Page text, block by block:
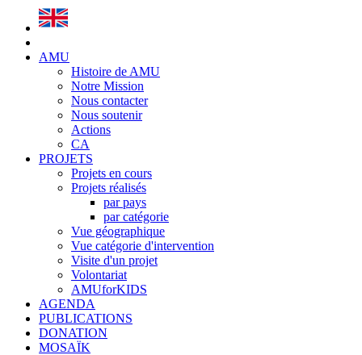
AMU
Histoire de AMU
Notre Mission
Nous contacter
Nous soutenir
Actions
CA
PROJETS
Projets en cours
Projets réalisés
par pays
par catégorie
Vue géographique
Vue catégorie d'intervention
Visite d'un projet
Volontariat
AMUforKIDS
AGENDA
PUBLICATIONS
DONATION
MOSAÏK